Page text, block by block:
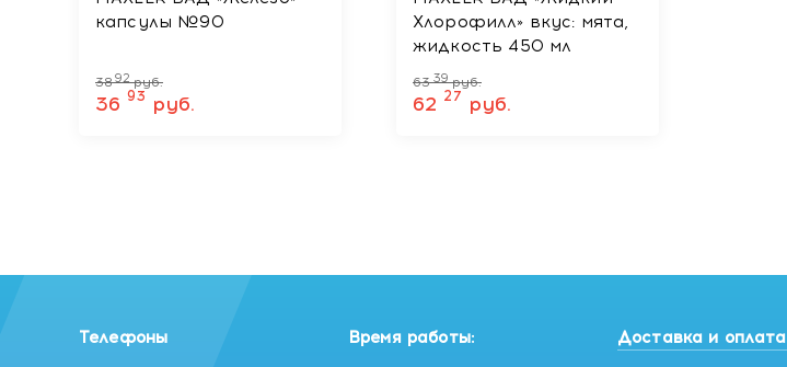
капсулы №90
3892 руб.
36 93 руб.
Хлорофилл» вкус: мята,
жидкость 450 мл
63 39 руб.
62 27 руб.
Телефоны Время работы: Доставка и оплата